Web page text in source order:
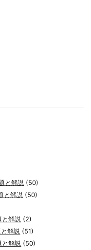
と解説 (50)
と解説 (50)
解説 (2)
解説 (51)
解説 (50)